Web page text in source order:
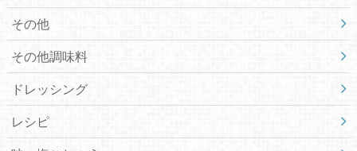
その他
その他調味料
ドレッシング
レシピ